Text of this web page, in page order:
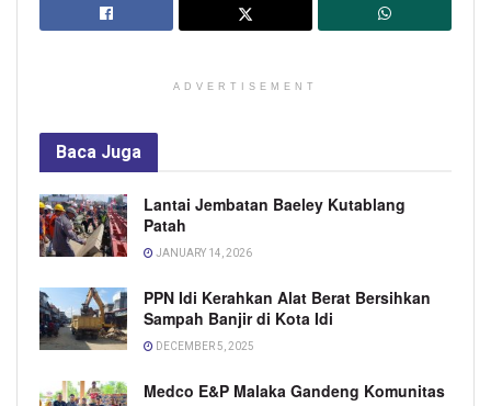
ADVERTISEMENT
Baca Juga
Lantai Jembatan Baeley Kutablang
Patah
JANUARY 14, 2026
PPN Idi Kerahkan Alat Berat Bersihkan
Sampah Banjir di Kota Idi
DECEMBER 5, 2025
Medco E&P Malaka Gandeng Komunitas